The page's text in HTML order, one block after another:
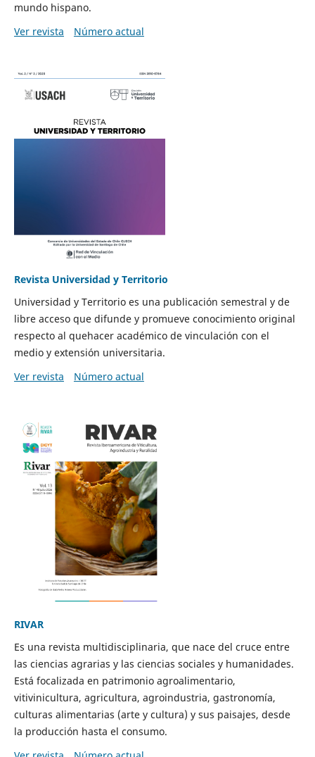
mundo hispano.
Ver revista
Número actual
Revista Universidad y Territorio
Universidad y Territorio es una publicación semestral y de
libre acceso que difunde y promueve conocimiento original
respecto al quehacer académico de vinculación con el
medio y extensión universitaria.
Ver revista
Número actual
RIVAR
Es una revista multidisciplinaria, que nace del cruce entre
las ciencias agrarias y las ciencias sociales y humanidades.
Está focalizada en patrimonio agroalimentario,
vitivinicultura, agricultura, agroindustria, gastronomía,
culturas alimentarias (arte y cultura) y sus paisajes, desde
la producción hasta el consumo.